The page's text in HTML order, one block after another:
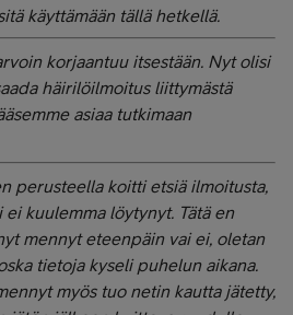
käyttämään tällä hetkellä.
korjaantuu itsestään. Nyt olisi
häirilöilmoitus liittymästä
asiaa tutkimaan
perusteella koitti etsiä ilmoitusta,
kuulemma löytynyt. Tätä en
mennyt eteenpäin vai ei, oletan
tietoja kyseli puhelun aikana.
myös tuo netin kautta jätetty,